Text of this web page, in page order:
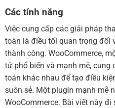
Các tính năng
Việc cung cấp các giải pháp
toàn là điều tối quan trọng đối
thành công. WooCommerce,
tử phổ biến và mạnh mẽ, cung
toán khác nhau để tạo điều
suôn sẻ. Một plugin mạnh mẽ
WooCommerce. Bài viết này